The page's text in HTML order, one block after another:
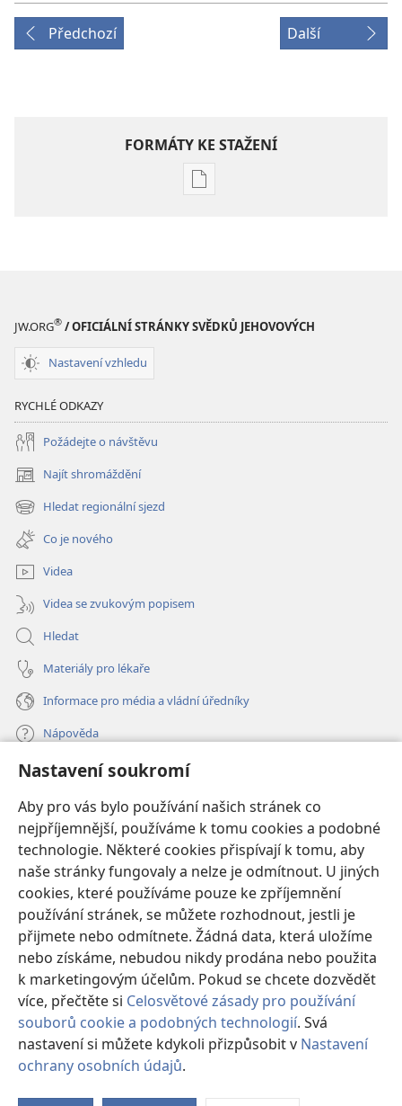
Nastavení soukromí
Aby pro vás bylo používání našich stránek co
nejpříjemnější, používáme k tomu cookies a podobné
technologie. Některé cookies přispívají k tomu, aby
naše stránky fungovaly a nelze je odmítnout. U jiných
cookies, které používáme pouze ke zpříjemnění
používání stránek, se můžete rozhodnout, jestli je
přijmete nebo odmítnete. Žádná data, která uložíme
nebo získáme, nebudou nikdy prodána nebo použita
k marketingovým účelům. Pokud se chcete dozvědět
více, přečtěte si Celosvětové zásady pro používání
souborů cookie a podobných technologií. Svá
nastavení si můžete kdykoli přizpůsobit v Nastavení
ochrany osobních údajů.
Předchozí Další
FORMÁTY KE STAŽENÍ
Formáty
STUDIJNÍ
JW.ORG® / OFICIÁLNÍ STRÁNKY SVĚDKŮ JEHOVOVÝCH
Nastavení vzhledu
RYCHLÉ ODKAZY
Požádejte o návštěvu
Najít shromáždění
(otevřeno
nové
okno)
Hledat regionální sjezd
(otevřeno
nové
okno)
Co je nového
Videa
Videa se zvukovým popisem
Hledat
Materiály pro lékaře
Informace pro média a vládní úředníky
Nápověda
Dary
nové
okno) ONLINE KNIHOVNA Strážné věže
(otevřeno
nové
okno)JW Hub®
(otevřeno
nové
okno)JW Library
Watchtower Library
Copyright© 2026 Watch Tower Bible and Tract Society of Pennsylvania.
PODMÍNKY POUŽITÍ|OCHRANA SOUKROMÍ
SOUKROMÍ